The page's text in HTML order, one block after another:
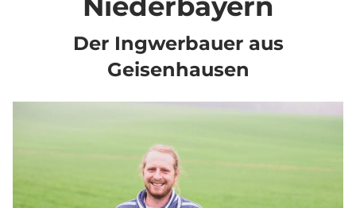
Der Ingwerbauer aus
Geisenhausen